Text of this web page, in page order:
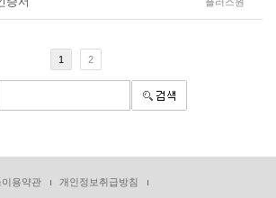
1 2
이용약관 개인정보취급방침